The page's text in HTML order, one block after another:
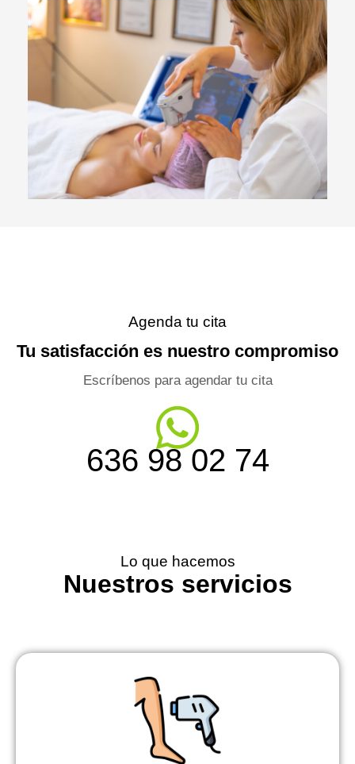
Agenda tu cita
Tu satisfacción es nuestro compromiso
Escríbenos para agendar tu cita
636 98 02 74
Lo que hacemos
Nuestros servicios